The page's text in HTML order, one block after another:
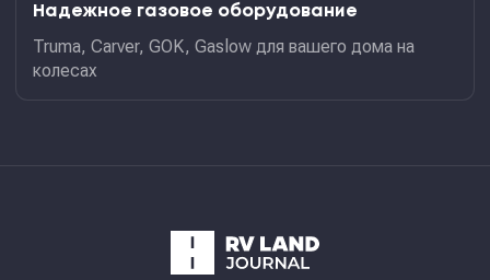
Надежное газовое оборудование
Truma, Carver, GOK, Gaslow для вашего дома на
колесах